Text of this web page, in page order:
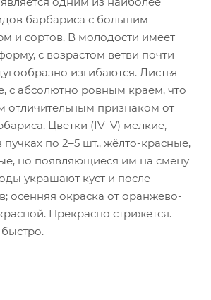
барбариса с большим
и сортов. В молодости имеет
с возрастом ветви почти
изгибаются. Листья
с абсолютно ровным краем, что
отличительным признаком от
Цветки (ІV–V) мелкие,
по 2–5 шт., жёлто-красные,
но появляющиеся им на смену
украшают куст и после
осенняя окраска от оранжево-
Прекрасно стрижётся.